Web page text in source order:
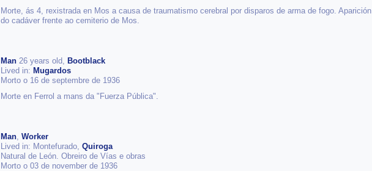
Morte, ás 4, rexistrada en Mos a causa de traumatismo cerebral por disparos de arma de fogo. Aparición
do cadáver frente ao cemiterio de Mos.
Man 26 years old, Bootblack
Lived in: Mugardos
Morto o 16 de septembre de 1936
Morte en Ferrol a mans da "Fuerza Pública".
Man, Worker
Lived in: Montefurado, Quiroga
Natural de León. Obreiro de Vías e obras
Morto o 03 de november de 1936